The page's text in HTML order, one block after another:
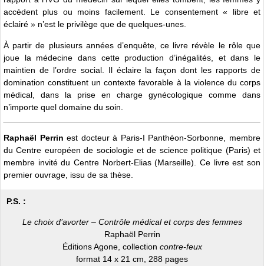
accèdent plus ou moins facilement. Le consentement « libre et
éclairé » n’est le privilège que de quelques-unes.
À partir de plusieurs années d’enquête, ce livre révèle le rôle que
joue la médecine dans cette production d’inégalités, et dans le
maintien de l’ordre social. Il éclaire la façon dont les rapports de
domination constituent un contexte favorable à la violence du corps
médical, dans la prise en charge gynécologique comme dans
n’importe quel domaine du soin.
Raphaël Perrin est docteur à Paris-I Panthéon-Sorbonne, membre
du Centre européen de sociologie et de science politique (Paris) et
membre invité du Centre Norbert-Elias (Marseille). Ce livre est son
premier ouvrage, issu de sa thèse.
P.S. :
Le choix d’avorter – Contrôle médical et corps des femmes
Raphaël Perrin
Éditions Agone, collection contre-feux
format 14 x 21 cm, 288 pages